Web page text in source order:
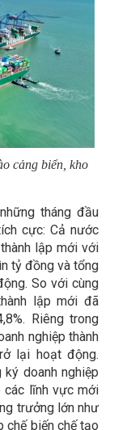
cảng biển, kho
tháng đầu
cực: Cả nước
lập mới với
tỷ đồng và tổng
So với cùng
lập mới đã
Riêng trong
nghiệp thành
lại hoạt động.
doanh nghiệp
các lĩnh vực mới
trưởng lớn như
biến chế tạo